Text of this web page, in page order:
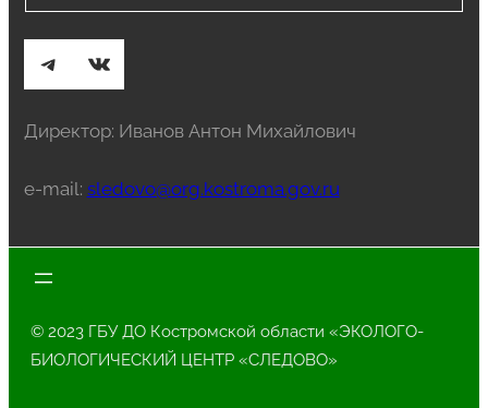
Telegram ВКонтакте
Директор: Иванов Антон Михайлович
e-mail: sledovo@org.kostroma.gov.ru
© 2023 ГБУ ДО Костромской области «ЭКОЛОГО-
БИОЛОГИЧЕСКИЙ ЦЕНТР «СЛЕДОВО»